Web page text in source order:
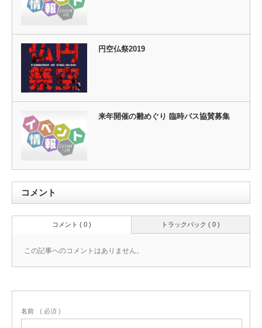
​円空仏祭2019
来年開催の雛めぐり 臨時バス協賛募集
コメント
トラックバック ( 0 )
コメント ( 0 )
この記事へのコメントはありません。
名前 ( 必須 )